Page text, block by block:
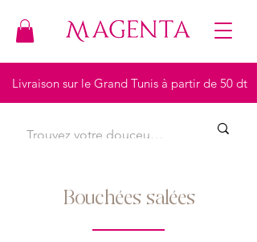
Livraison sur le Grand Tunis à partir de 50 dt
Bouchées salées